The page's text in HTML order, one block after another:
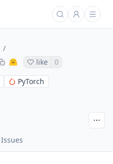
/
like
0
PyTorch
Issues